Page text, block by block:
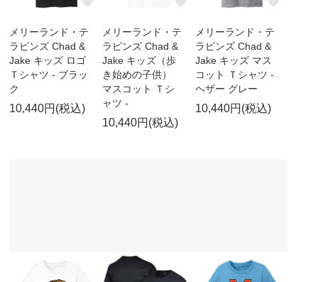
メリーランド・テ
ラピンズ Chad &
Jake キッズ ロゴ
Ｔシャツ - ブラッ
ク
10,440円(税込)
メリーランド・テ
ラピンズ Chad &
Jake キッズ（歩
き始めの子供）
マスコット Ｔシ
ャツ -
10,440円(税込)
メリーランド・テ
ラピンズ Chad &
Jake キッズ マス
コット Ｔシャツ -
ヘザー グレー
10,440円(税込)